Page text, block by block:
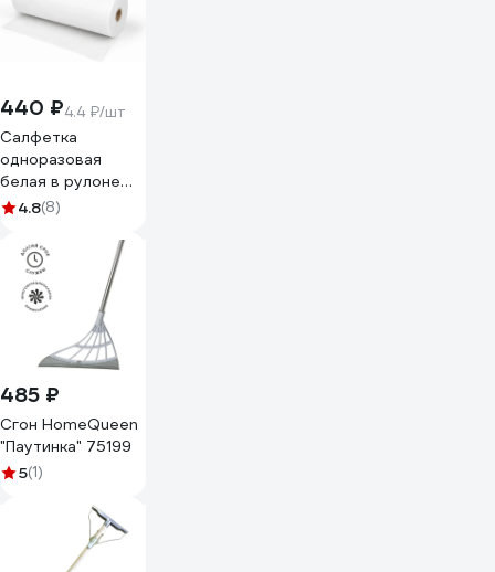
440 ₽4.4 ₽/шт
Салфетка
одноразовая
белая в рулоне
ЧИСТОВЬЕ 100
спанлейс 40 г/м2,
631060 601-795
4.8(8)
485 ₽
Сгон HomeQueen
"Паутинка" 75199
5(1)